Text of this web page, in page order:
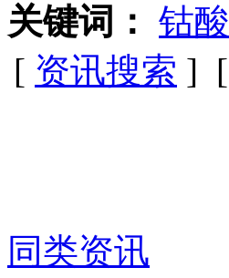
关键词： 钴
[ 资讯搜索 ] [
同类资讯